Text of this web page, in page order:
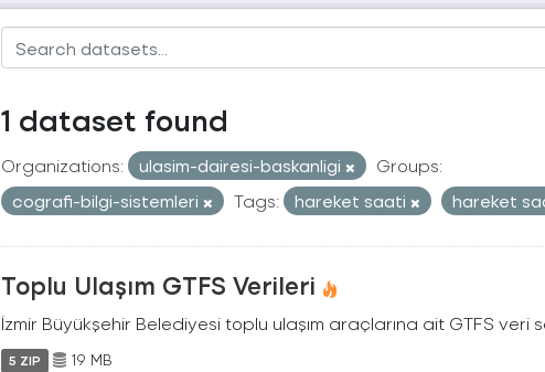
1 dataset found
Organizations: ulasim-dairesi-baskanligi
Groups:
cografi-bilgi-sistemleri
Tags: hareket saati hareket
Toplu Ulaşım GTFS Verileri
İzmir Büyükşehir Belediyesi toplu ulaşım araçlarına ait GTFS veri
5 ZIP 19 MB